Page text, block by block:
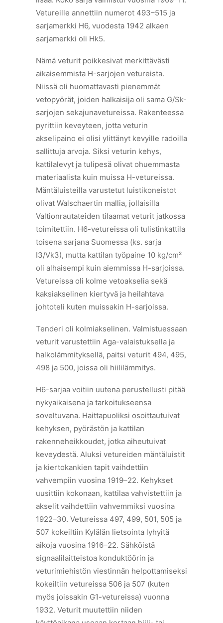
Vetureille annettiin numerot 493–515 ja
sarjamerkki H6, vuodesta 1942 alkaen
sarjamerkki oli Hk5.
Nämä veturit poikkesivat merkittävästi
aikaisemmista H-sarjojen vetureista.
Niissä oli huomattavasti pienemmät
vetopyörät, joiden halkaisija oli sama G/Sk-
sarjojen sekajunavetureissa. Rakenteessa
pyrittiin keveyteen, jotta veturin
akselipaino ei olisi ylittänyt kevyille radoilla
sallittuja arvoja. Siksi veturin kehys,
kattilalevyt ja tulipesä olivat ohuemmasta
materiaalista kuin muissa H-vetureissa.
Mäntäluisteilla varustetut luistikoneistot
olivat Walschaertin mallia, jollaisilla
Valtionrautateiden tilaamat veturit jatkossa
toimitettiin. H6-vetureissa oli tulistinkattila
toisena sarjana Suomessa (ks. sarja
I3/Vk3), mutta kattilan työpaine 10 kg/cm²
oli alhaisempi kuin aiemmissa H-sarjoissa.
Vetureissa oli kolme vetoakselia sekä
kaksiakselinen kiertyvä ja heilahtava
johtoteli kuten muissakin H-sarjoissa.
Tenderi oli kolmiakselinen. Valmistuessaan
veturit varustettiin Aga-valaistuksella ja
halkolämmityksellä, paitsi veturit 494, 495,
498 ja 500, joissa oli hiililämmitys.
H6-sarjaa voitiin uutena perustellusti pitää
nykyaikaisena ja tarkoitukseensa
soveltuvana. Haittapuoliksi osoittautuivat
kehyksen, pyörästön ja kattilan
rakenneheikkoudet, jotka aiheutuivat
keveydestä. Aluksi vetureiden mäntäluistit
ja kiertokankien tapit vaihdettiin
vahvempiin vuosina 1919–22. Kehykset
uusittiin kokonaan, kattilaa vahvistettiin ja
akselit vaihdettiin vahvemmiksi vuosina
1922–30. Vetureissa 497, 499, 501, 505 ja
507 kokeiltiin Kylälän lietsointa lyhyitä
aikoja vuosina 1916–22. Sähköistä
signaalilaitteistoa konduktöörin ja
veturimiehistön viestinnän helpottamiseksi
kokeiltiin vetureissa 506 ja 507 (kuten
myös joissakin G1-vetureissa) vuonna
1932. Veturit muutettiin niiden